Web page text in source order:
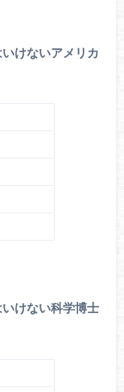
けないアメリカ
けない科学博士